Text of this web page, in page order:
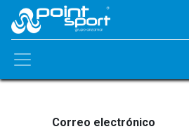
Correo electrónico